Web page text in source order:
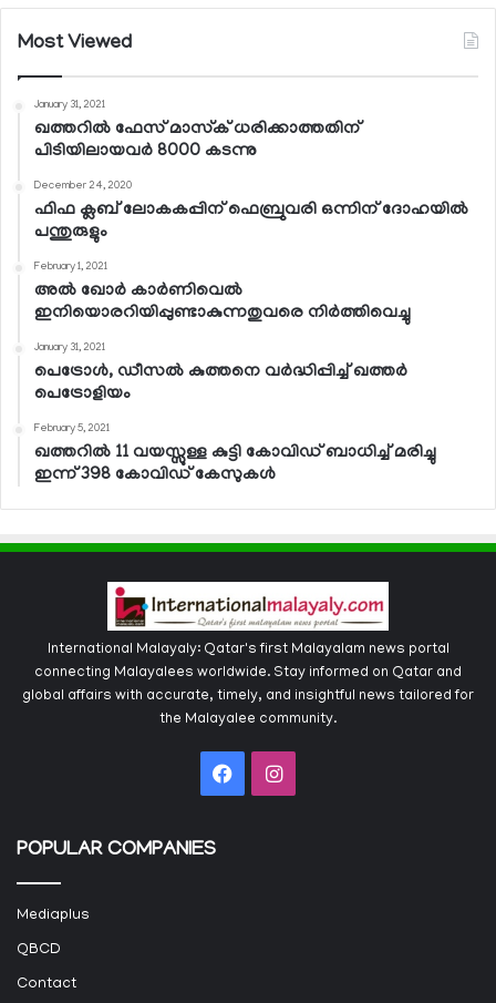
Most Viewed
January 31, 2021
ഖത്തറില്‍ ഫേസ് മാസ്‌ക് ധരിക്കാത്തതിന്
പിടിയിലായവര്‍ 8000 കടന്നു
December 24, 2020
ഫിഫ ക്ലബ് ലോകകപ്പിന് ഫെബ്രുവരി ഒന്നിന് ദോഹയില്‍
പന്തുരുളും
February 1, 2021
അല്‍ ഖോര്‍ കാര്‍ണിവെല്‍
ഇനിയൊരറിയിപ്പുണ്ടാകുന്നതുവരെ നിര്‍ത്തിവെച്ചു
January 31, 2021
പെട്രോള്‍, ഡീസല്‍ കുത്തനെ വര്‍ദ്ധിപ്പിച്ച് ഖത്തര്‍
പെട്രോളിയം
February 5, 2021
ഖത്തറില്‍ 11 വയസ്സുള്ള കുട്ടി കോവിഡ് ബാധിച്ച് മരിച്ചു
ഇന്ന് 398 കോവിഡ് കേസുകള്‍
International Malayaly: Qatar's first Malayalam news portal
connecting Malayalees worldwide. Stay informed on Qatar and
global affairs with accurate, timely, and insightful news tailored for
the Malayalee community.
FacebookInstagram
POPULAR COMPANIES
Mediaplus
QBCD
Contact